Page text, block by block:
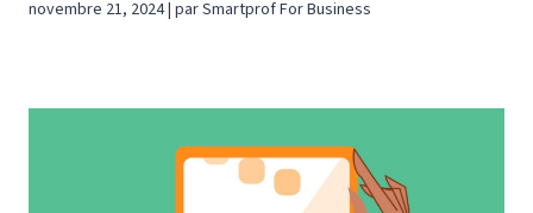
novembre 21, 2024 | par Smartprof For Business